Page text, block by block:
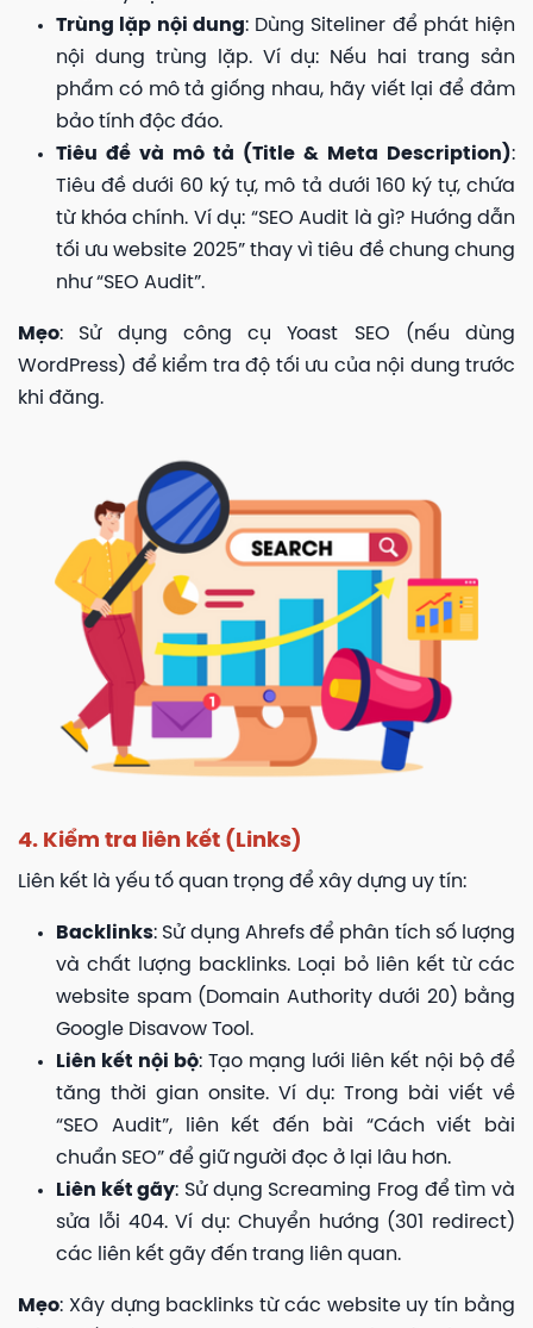
Trùng lặp nội dung: Dùng Siteliner để phát hiện
nội dung trùng lặp. Ví dụ: Nếu hai trang sản
phẩm có mô tả giống nhau, hãy viết lại để đảm
bảo tính độc đáo.
Tiêu đề và mô tả (Title & Meta Description):
Tiêu đề dưới 60 ký tự, mô tả dưới 160 ký tự, chứa
từ khóa chính. Ví dụ: “SEO Audit là gì? Hướng dẫn
tối ưu website 2025” thay vì tiêu đề chung chung
như “SEO Audit”.
Mẹo: Sử dụng công cụ Yoast SEO (nếu dùng
WordPress) để kiểm tra độ tối ưu của nội dung trước
khi đăng.
4. Kiểm tra liên kết (Links)
Liên kết là yếu tố quan trọng để xây dựng uy tín:
Backlinks: Sử dụng Ahrefs để phân tích số lượng
và chất lượng backlinks. Loại bỏ liên kết từ các
website spam (Domain Authority dưới 20) bằng
Google Disavow Tool.
Liên kết nội bộ: Tạo mạng lưới liên kết nội bộ để
tăng thời gian onsite. Ví dụ: Trong bài viết về
“SEO Audit”, liên kết đến bài “Cách viết bài
chuẩn SEO” để giữ người đọc ở lại lâu hơn.
Liên kết gãy: Sử dụng Screaming Frog để tìm và
sửa lỗi 404. Ví dụ: Chuyển hướng (301 redirect)
các liên kết gãy đến trang liên quan.
Mẹo: Xây dựng backlinks từ các website uy tín bằng